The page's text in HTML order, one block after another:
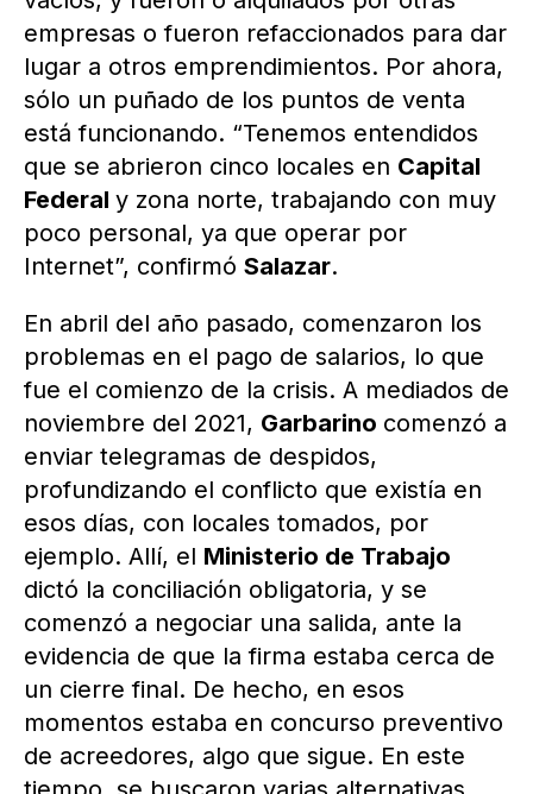
empresas o fueron refaccionados para dar
lugar a otros emprendimientos. Por ahora,
sólo un puñado de los puntos de venta
está funcionando. “Tenemos entendidos
que se abrieron cinco locales en Capital
Federal y zona norte, trabajando con muy
poco personal, ya que operar por
Internet”, confirmó Salazar.
En abril del año pasado, comenzaron los
problemas en el pago de salarios, lo que
fue el comienzo de la crisis. A mediados de
noviembre del 2021, Garbarino comenzó a
enviar telegramas de despidos,
profundizando el conflicto que existía en
esos días, con locales tomados, por
ejemplo. Allí, el Ministerio de Trabajo
dictó la conciliación obligatoria, y se
comenzó a negociar una salida, ante la
evidencia de que la firma estaba cerca de
un cierre final. De hecho, en esos
momentos estaba en concurso preventivo
de acreedores, algo que sigue. En este